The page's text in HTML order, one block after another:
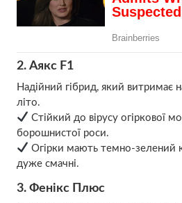
2. Аякс F1
Надійний гібрид, який витримає
літо.
Стійкий до вірусу огіркової
борошнистої роси.
Огірки мають темно-зелений
дуже смачні.
3. Фенікс Плюс